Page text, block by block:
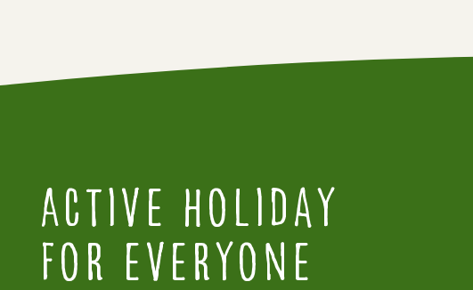
Active Holiday
for everyone